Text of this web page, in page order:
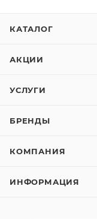
КАТАЛОГ
АКЦИИ
УСЛУГИ
БРЕНДЫ
КОМПАНИЯ
ИНФОРМАЦИЯ